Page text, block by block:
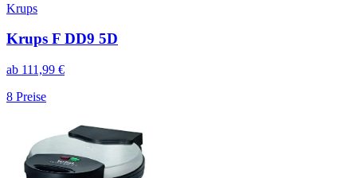
Krups
Krups F DD9 5D
ab 111,99 €
8 Preise